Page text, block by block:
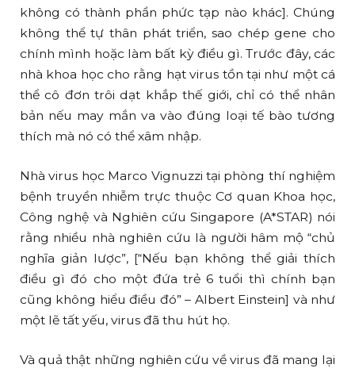
không có thành phần phức tạp nào khác]. Chúng
không thể tự thân phát triển, sao chép gene cho
chính mình hoặc làm bất kỳ điều gì. Trước đây, các
nhà khoa học cho rằng hạt virus tồn tại như một cá
thể cô đơn trôi dạt khắp thế giới, chỉ có thể nhân
bản nếu may mắn va vào đúng loại tế bào tương
thích mà nó có thể xâm nhập.
Nhà virus học Marco Vignuzzi tại phòng thí nghiệm
bệnh truyền nhiễm trực thuộc Cơ quan Khoa học,
Công nghệ và Nghiên cứu Singapore (A*STAR) nói
rằng nhiều nhà nghiên cứu là người hâm mộ “chủ
nghĩa giản lược”, [“Nếu bạn không thể giải thích
điều gì đó cho một đứa trẻ 6 tuổi thì chính bạn
cũng không hiểu điều đó” – Albert Einstein] và như
một lẽ tất yếu, virus đã thu hút họ.
Và quả thật những nghiên cứu về virus đã mang lại